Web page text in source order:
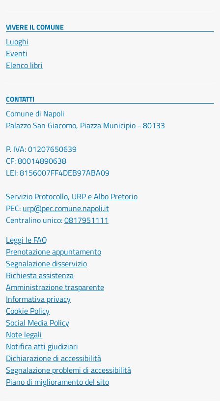
VIVERE IL COMUNE
Luoghi
Eventi
Elenco libri
CONTATTI
Comune di Napoli
Palazzo San Giacomo, Piazza Municipio - 80133
P. IVA: 01207650639
CF: 80014890638
LEI: 8156007FF4DEB97ABA09
Servizio Protocollo, URP e Albo Pretorio
PEC: urp@pec.comune.napoli.it
Centralino unico:0817951111
Leggi le FAQ
Prenotazione appuntamento
Segnalazione disservizio
Richiesta assistenza
Amministrazione trasparente
Informativa privacy
Cookie Policy
Social Media Policy
Note legali
Notifica atti giudiziari
Dichiarazione di accessibilità
Segnalazione problemi di accessibilità
Piano di miglioramento del sito